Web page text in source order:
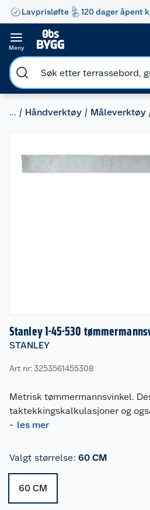
Lavprisløfte 120 dager åpent
Meny
... Håndverktøy Måleverktøy
Stanley 1-45-530
STANLEY
Art nr: 3253561455308
Metrisk tømmermannsvinkel.
taktekkingskalkulasjoner og
- les mer
Valgt størrelse: 60 CM
60 CM